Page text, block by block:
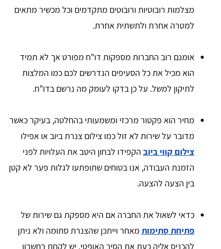
מצלמות רובוטיות ורובוטים מתקדמים וכל מכשיר מתאים
למטרה אחרת ולתשתית אחרת.
אומנם רוב החברות מספקות דו"ח מפורט אך לא תמיד
הוא מכיל את כל הסעיפים הנדרשים לכם כמו המלצות
לתיקון למשל. על כן בדקו לעומק מה נרשם בדו"ח.
מחיר הוא פקטור מרכזי ומשמעותי בהחלטה, בעיקר כאשר
מדובר על שירות לא זול כמו צילום צנרת ביוב או אפילו
צילום קווי ביוב הקפידו לבחון היטב את העלויות לפני
הזמנת העבודה, אנו בטוחים שתופתעו לגלות פער לא קטן
בין הצעה להצעה.
כדאי לשאול את החברה אם היא מספקת גם שירות של
פתיחת סתימות מאחר וייתכן שהצנרת סתומה ולא ניתן
להכניס אליה כעת את הסיב האופטי. יש לקחת בחשבון